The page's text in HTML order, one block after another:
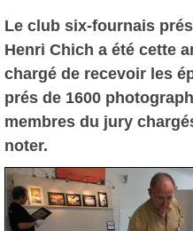
Le club six-fournais
Henri Chich a été cette
chargé de recevoir les
prés de 1600
membres du jury
noter.